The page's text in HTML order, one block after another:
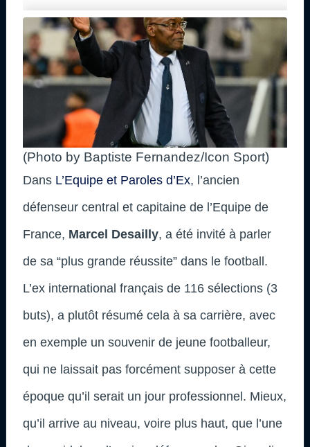
(Photo by Baptiste Fernandez/Icon Sport)
Dans L’Equipe et Paroles d’Ex, l’ancien
défenseur central et capitaine de l’Equipe de
France, Marcel Desailly, a été invité à parler
de sa “plus grande réussite” dans le football.
L’ex international français de 116 sélections (3
buts), a plutôt résumé cela à sa carrière, avec
en exemple un souvenir de jeune footballeur,
qui ne laissait pas forcément supposer à cette
époque qu’il serait un jour professionnel. Mieux,
qu’il arrive au niveau, voire plus haut, que l’une